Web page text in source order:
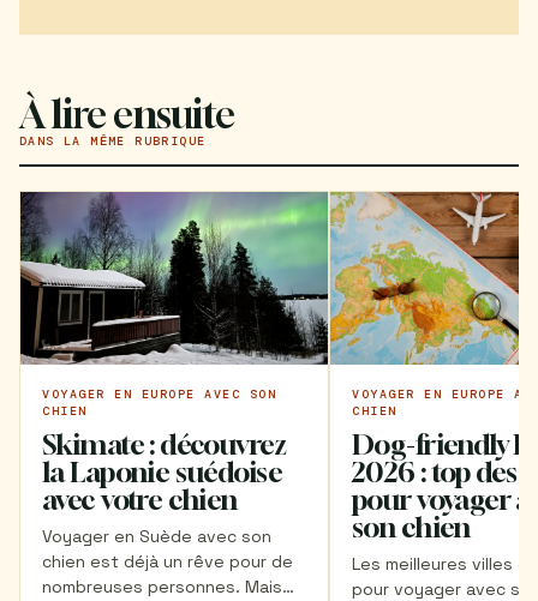
À lire ensuite
DANS LA MÊME RUBRIQUE
VOYAGER EN EUROPE AVEC SON
CHIEN
Skimate : découvrez
la Laponie suédoise
avec votre chien
Voyager en Suède avec son
chien est déjà un rêve pour de
nombreuses personnes. Mais
VOYAGER EN EUROPE
CHIEN
Dog-friendly
2026 : top des
pour voyager
son chien
Les meilleures villes
pour voyager avec